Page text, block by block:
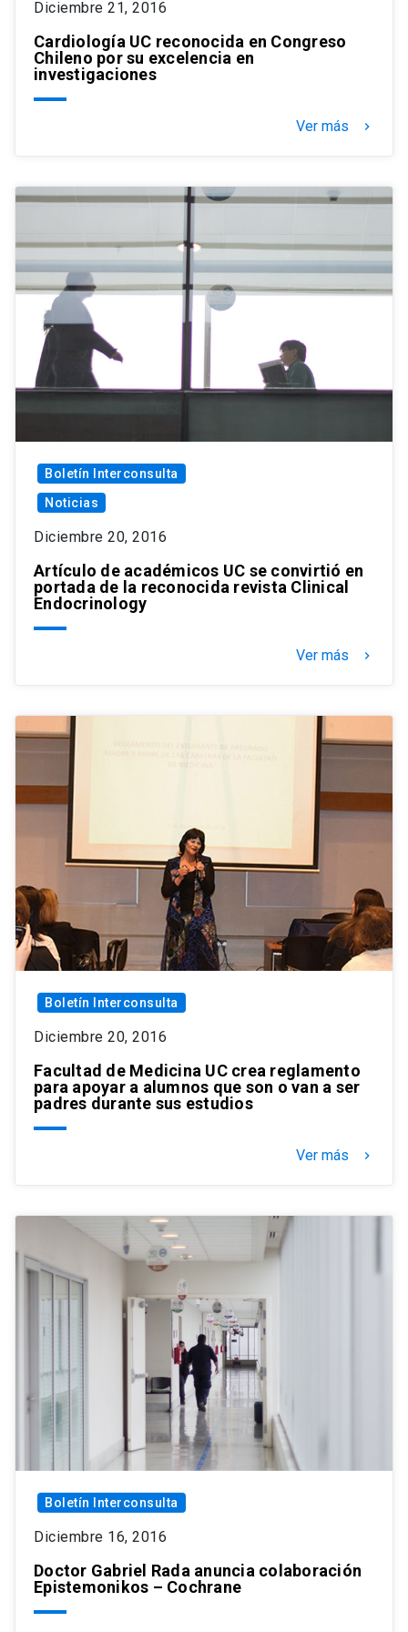
Diciembre 21, 2016
Cardiología UC reconocida en Congreso
Chileno por su excelencia en
investigaciones
Ver más keyboard_arrow_right
Boletín Interconsulta
Noticias
Diciembre 20, 2016
Artículo de académicos UC se convirtió en
portada de la reconocida revista Clinical
Endocrinology
Ver más keyboard_arrow_right
Boletín Interconsulta
Diciembre 20, 2016
Facultad de Medicina UC crea reglamento
para apoyar a alumnos que son o van a ser
padres durante sus estudios
Ver más keyboard_arrow_right
Boletín Interconsulta
Diciembre 16, 2016
Doctor Gabriel Rada anuncia colaboración
Epistemonikos – Cochrane